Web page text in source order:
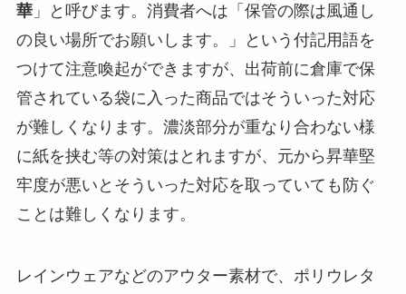
華」と呼びます。消費者へは「保管の際は風通し
の良い場所でお願いします。」という付記用語を
つけて注意喚起ができますが、出荷前に倉庫で保
管されている袋に入った商品ではそういった対応
が難しくなります。濃淡部分が重なり合わない様
に紙を挟む等の対策はとれますが、元から昇華堅
牢度が悪いとそういった対応を取っていても防ぐ
ことは難しくなります。
レインウェアなどのアウター素材で、ポリウレタ